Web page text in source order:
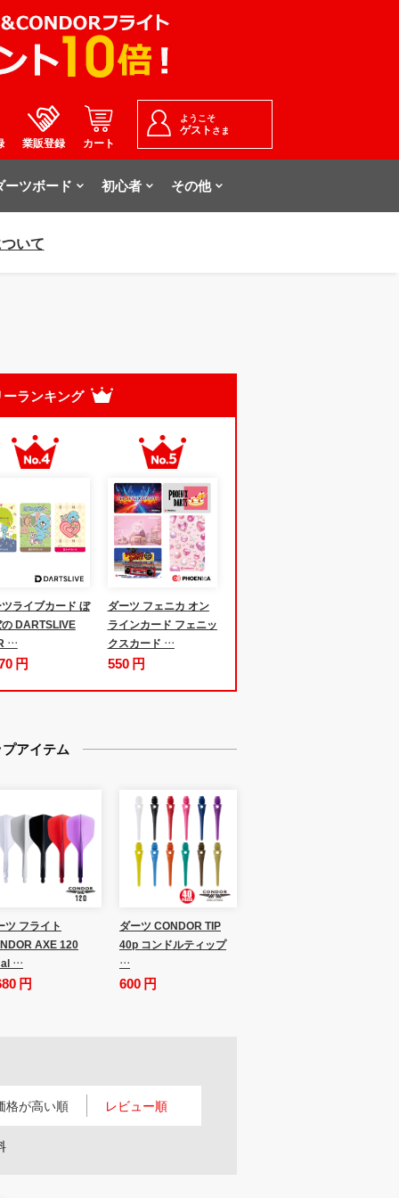
業販登録 カート
ようこそ
ゲスト さま
ーツボード 初心者 その他
いて
ランキング
ライブカード ぼ
DARTSLIVE
…
円
ダーツ フェニカ オン
ラインカード フェニッ
クスカード …
550 円
アイテム
ツ フライト
AXE 120
…
円
ダーツ CONDOR TIP
40p コンドルティップ
…
600 円
格が高い順 レビュー順